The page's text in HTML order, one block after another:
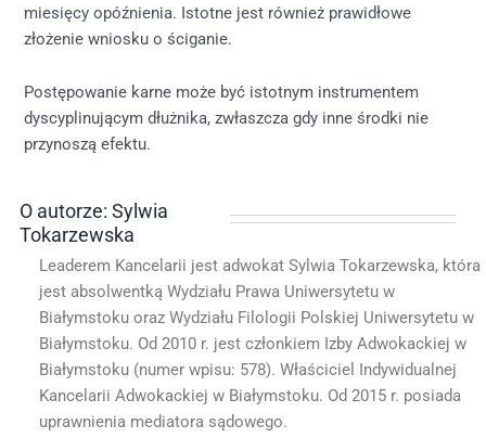
miesięcy opóźnienia. Istotne jest również prawidłowe
złożenie wniosku o ściganie.
Postępowanie karne może być istotnym instrumentem
dyscyplinującym dłużnika, zwłaszcza gdy inne środki nie
przynoszą efektu.
O autorze: Sylwia
Tokarzewska
Leaderem Kancelarii jest adwokat Sylwia Tokarzewska, która
jest absolwentką Wydziału Prawa Uniwersytetu w
Białymstoku oraz Wydziału Filologii Polskiej Uniwersytetu w
Białymstoku. Od 2010 r. jest członkiem Izby Adwokackiej w
Białymstoku (numer wpisu: 578). Właściciel Indywidualnej
Kancelarii Adwokackiej w Białymstoku. Od 2015 r. posiada
uprawnienia mediatora sądowego.